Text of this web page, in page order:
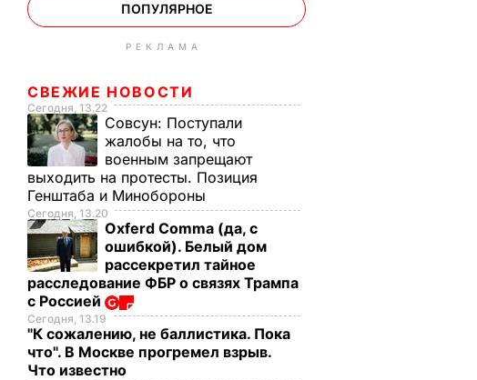
ПОПУЛЯРНОЕ
РЕКЛАМА
СВЕЖИЕ НОВОСТИ
Сегодня, 13.22
Совсун: Поступали
жалобы на то, что
военным запрещают
выходить на протесты. Позиция
Генштаба и Минобороны
Сегодня, 13.20
Oxferd Comma (да, с
ошибкой). Белый дом
рассекретил тайное
расследование ФБР о связях Трампа
с Россией
Сегодня, 13.19
"К сожалению, не баллистика. Пока
что". В Москве прогремел взрыв.
Что известно